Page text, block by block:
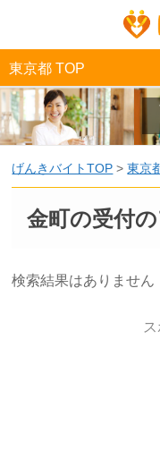
東京都 TOP
げんきバイトTOP >東京
金町の受付
検索結果はありません